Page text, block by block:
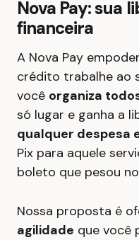
Nova Pay: sua
financeira
A Nova Pay
crédito trabalhe ao
você organiza
só lugar e ganha a
qualquer despesa
Pix para aquele
boleto que pesou
Nossa proposta é
agilidade que você